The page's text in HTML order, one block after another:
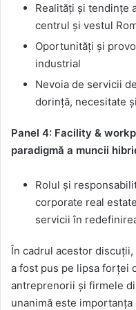
Realități și tendințe
centrul și vestul
Oportunități și
industrial
Nevoia de servicii
dorință, necesitate
Panel 4: Facility &
paradigmă a muncii
Rolul și
corporate real
servicii în
În cadrul acestor
a fost pus pe lipsa forței
antreprenorii și firmele
unanimă este